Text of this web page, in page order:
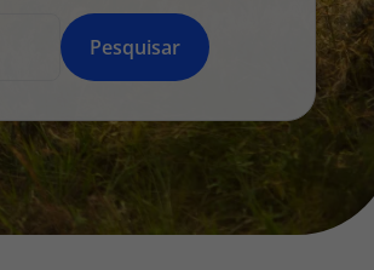
das suas viagens, tem ainda ao seu
a funcionar todos os dias úteis das
das 10:00 às 14:00.
Pesquisar